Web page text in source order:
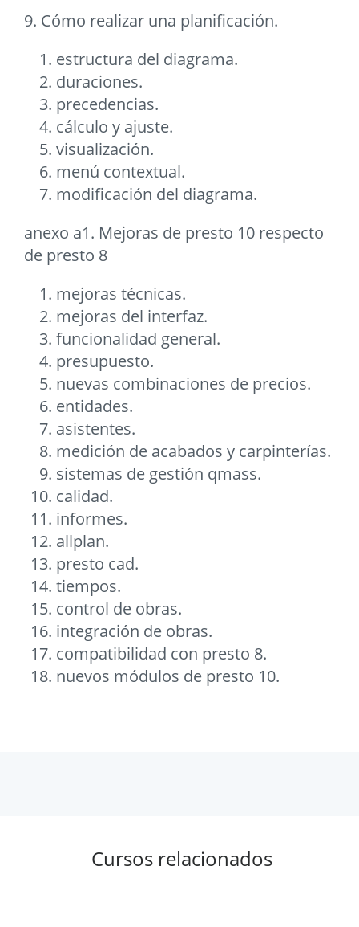
9. Cómo realizar una planificación.
estructura del diagrama.
duraciones.
precedencias.
cálculo y ajuste.
visualización.
menú contextual.
modificación del diagrama.
anexo a1. Mejoras de presto 10 respecto
de presto 8
mejoras técnicas.
mejoras del interfaz.
funcionalidad general.
presupuesto.
nuevas combinaciones de precios.
entidades.
asistentes.
medición de acabados y carpinterí­as.
sistemas de gestión qmass.
calidad.
informes.
allplan.
presto cad.
tiempos.
control de obras.
integración de obras.
compatibilidad con presto 8.
nuevos módulos de presto 10.
Cursos relacionados